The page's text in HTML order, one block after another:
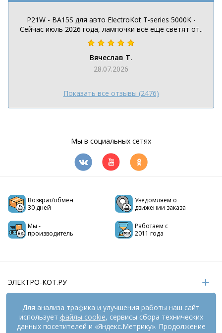
P21W - BA15S для авто ElectroKot T-series 5000K -
Сейчас июль 2026 года, лампочки всё ещё светят от..
Вячеслав Т.
28.07.2026
Показать все отзывы (2476)
Мы в социальных сетях
Возврат/обмен
30 дней
Уведомляем о
движении заказа
Мы -
производитель
Работаем с
2011 года
ЭЛЕКТРО-КОТ.РУ
ИНФОРМАЦИЯ
РЕКВИЗИТЫ
Для анализа трафика и улучшения работы наш сайт
использует файлы cookie, сервисы сбора технических
данных посетителей и «Яндекс.Метрику». Продолжение